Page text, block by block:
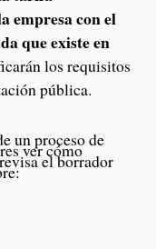
empresa con el
que existe en
los requisitos
pública.
un proceso de
ver cómo
el borrador